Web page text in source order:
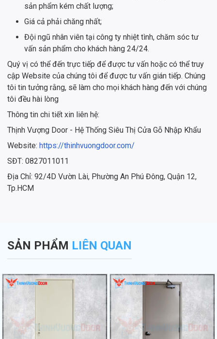
sản phẩm kém chất lượng;
Giá cả phải chăng nhất;
Đội ngũ nhân viên tại công ty nhiệt tình, chăm sóc tư
vấn sản phẩm cho khách hàng 24/24.
Quý vị có thể đến trực tiếp để được tư vấn hoặc có thể truy
cập Website của chúng tôi để được tư vấn gián tiếp. Chúng
tôi tin tưởng rằng, sẽ làm cho mọi khách hàng đến với chúng
tôi đều hài lòng
Thông tin chi tiết xin liên hệ:
Thịnh Vượng Door - Hệ Thống Siêu Thị Cửa Gỗ Nhập Khẩu
Website: https://thinhvuongdoor.com/
SĐT: 0827011011
Địa Chỉ: 92/4D Vườn Lài, Phường An Phú Đông, Quận 12,
Tp.HCM
SẢN PHẨM LIÊN QUAN